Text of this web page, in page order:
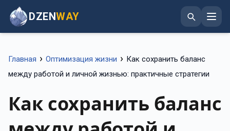
DZENWAY
Главная › Оптимизация жизни › Как сохранить баланс
между работой и личной жизнью: практичные стратегии
Как сохранить баланс